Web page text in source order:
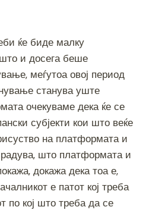
ќе биде малку
и досега беше
меѓутоа овој период
станува уште
очекуваме дека ќе се
субјекти кои што веќе
на платформата и
што платформата и
докажа дека тоа е,
е патот кој треба
по кој што треба да се